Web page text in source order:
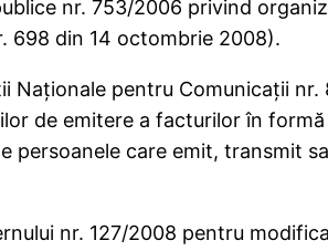
nr. 753/2006 privind
698 din 14 octombrie 2008).
Naţionale pentru Comunicaţii
de emitere a facturilor în
persoanele care emit, transmit
nr. 127/2008 pentru